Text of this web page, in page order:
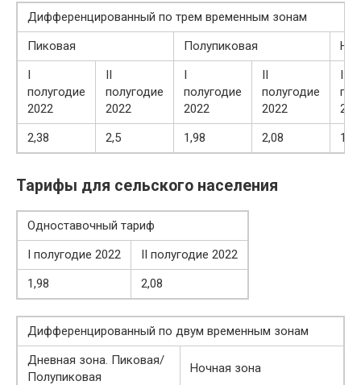
Дифференцированный по трем временным зонам
Пиковая
Полупиковая
I
полугодие
2022
II
полугодие
2022
I
полугодие
2022
II
полугодие
2022
I
2,38
2,5 1,98 2,08 1,58
Тарифы для сельского населения
Одноставочный тариф
I полугодие 2022
II полугодие 2022
1,98
2,08
Дифференцированный по двум временным зонам
Дневная зона. Пиковая/
Полупиковая
Ночная зона